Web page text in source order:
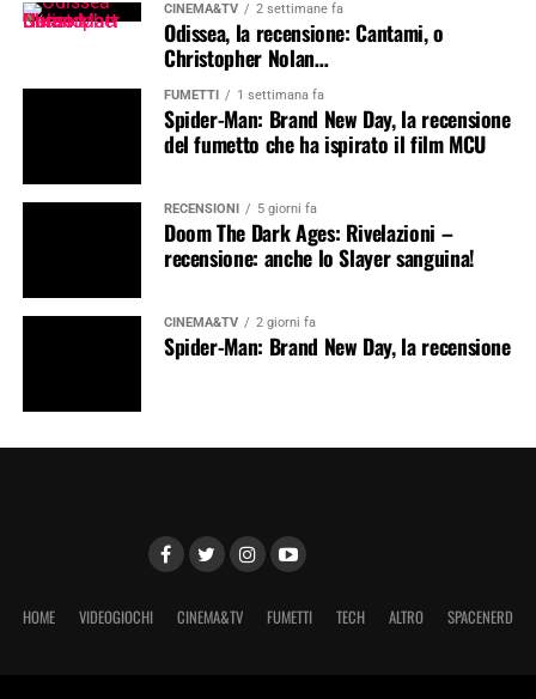
CINEMA&TV 2 settimane fa
Odissea, la recensione: Cantami, o
Christopher Nolan…
FUMETTI 1 settimana fa
Spider-Man: Brand New Day, la recensione
del fumetto che ha ispirato il film MCU
RECENSIONI 5 giorni fa
Doom The Dark Ages: Rivelazioni –
recensione: anche lo Slayer sanguina!
CINEMA&TV 2 giorni fa
Spider-Man: Brand New Day, la recensione
HOME VIDEOGIOCHI CINEMA&TV FUMETTI TECH ALTRO SPACENERD